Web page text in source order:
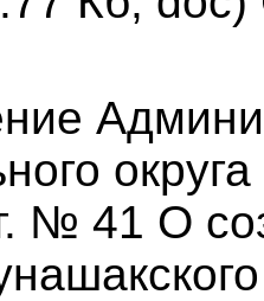
№ 41 О